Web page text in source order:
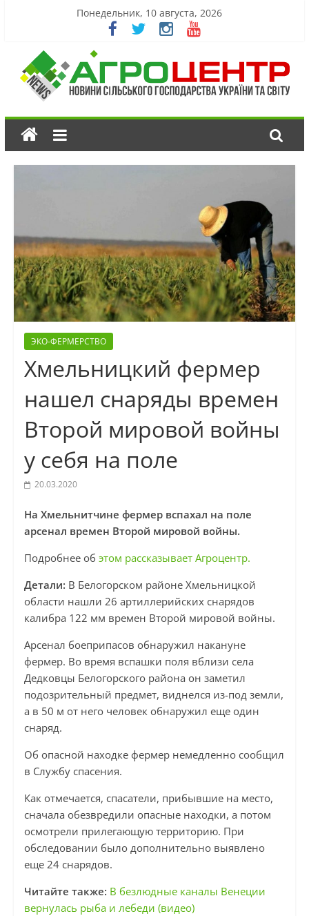
Понедельник, 10 августа, 2026
ЭКО-ФЕРМЕРСТВО
Хмельницкий фермер
нашел снаряды времен
Второй мировой войны
у себя на поле
20.03.2020
На Хмельнитчине фермер вспахал на поле
арсенал времен Второй мировой войны.
Подробнее об этом рассказывает Агроцентр.
Детали: В Белогорском районе Хмельницкой
области нашли 26 артиллерийских снарядов
калибра 122 мм времен Второй мировой войны.
Арсенал боеприпасов обнаружил накануне
фермер. Во время вспашки поля вблизи села
Дедковцы Белогорского района он заметил
подозрительный предмет, виднелся из-под земли,
а в 50 м от него человек обнаружил еще один
снаряд.
Об опасной находке фермер немедленно сообщил
в Службу спасения.
Как отмечается, спасатели, прибывшие на место,
сначала обезвредили опасные находки, а потом
осмотрели прилегающую территорию. При
обследовании было дополнительно выявлено
еще 24 снарядов.
Читайте также: В безлюдные каналы Венеции
вернулась рыба и лебеди (видео)